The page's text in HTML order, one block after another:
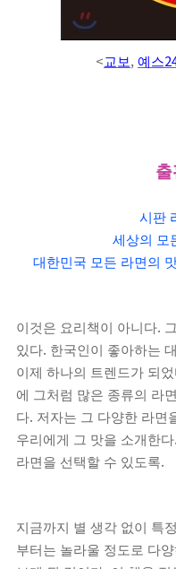
<교보, 예스
시판
세상의 모
대한민국 모든 라면의
이것은 요리책이 아니다.
있다. 한국인이 좋아하는
이제 하나의 트렌드가 되
에 그처럼 많은 종류의 라
다. 저자는 그 다양한 라면
우리에게 그 맛을 소개한다.
라면을 선택할 수 있도록.
지금까지 별 생각 없이 특
부터는 놀라울 정도로 다